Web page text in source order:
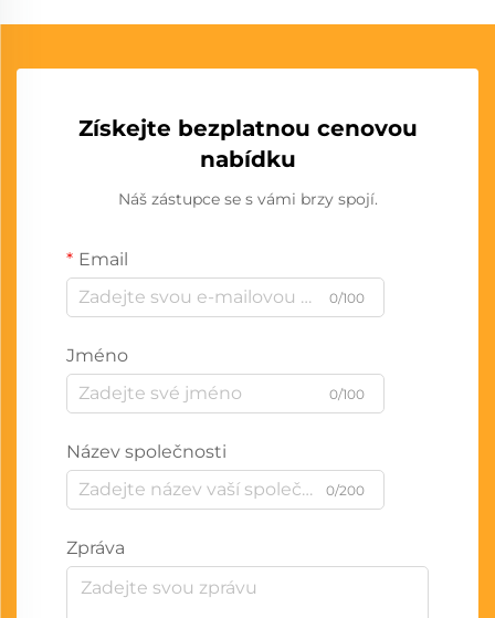
Získejte bezplatnou cenovou
nabídku
Náš zástupce se s vámi brzy spojí.
Email
0/100
Jméno
0/100
Název společnosti
0/200
Zpráva